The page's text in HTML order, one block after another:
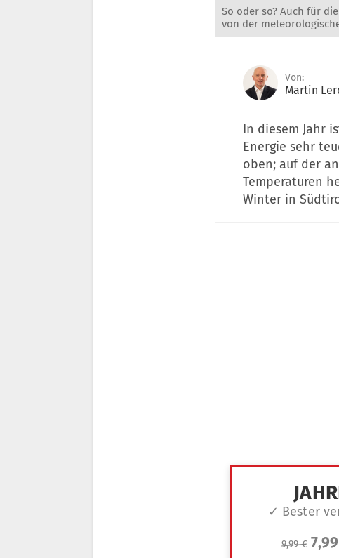
So oder so? Auch für
von der
Von:
Martin
In diesem Jahr
Energie sehr
oben; auf der
Temperaturen
Winter in